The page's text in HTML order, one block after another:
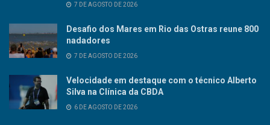
7 DE AGOSTO DE 2026
Desafio dos Mares em Rio das Ostras reune 800
nadadores
7 DE AGOSTO DE 2026
Velocidade em destaque com o técnico Alberto
Silva na Clínica da CBDA
6 DE AGOSTO DE 2026